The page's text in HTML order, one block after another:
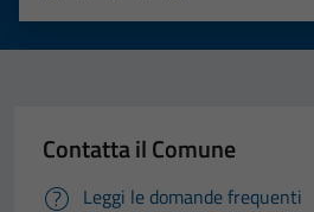
Valuta 5 stelle su 5
Valuta 4 stelle su 5
Valuta 3 stelle su 5
Valuta 2 stelle su 5
Valuta 1 stelle su 5
Contatta il Comune
Leggi le domande frequenti